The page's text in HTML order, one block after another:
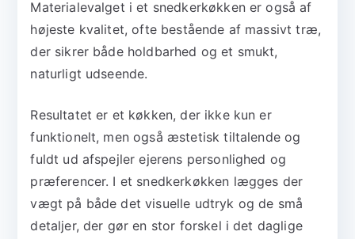
Materialevalget i et snedkerkøkken er også af
højeste kvalitet, ofte bestående af massivt træ,
der sikrer både holdbarhed og et smukt,
naturligt udseende.
Resultatet er et køkken, der ikke kun er
funktionelt, men også æstetisk tiltalende og
fuldt ud afspejler ejerens personlighed og
præferencer. I et snedkerkøkken lægges der
vægt på både det visuelle udtryk og de små
detaljer, der gør en stor forskel i det daglige